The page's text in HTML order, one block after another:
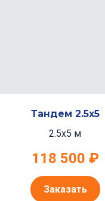
Тандем 2.5x5
2.5x5 м
118 500 ₽
Заказать